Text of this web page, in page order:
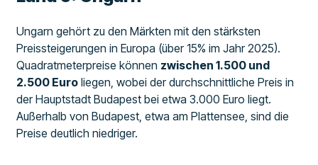
Ungarn gehört zu den Märkten mit den stärksten
Preissteigerungen in Europa (über 15% im Jahr 2025).
Quadratmeterpreise können zwischen 1.500 und
2.500 Euro liegen, wobei der durchschnittliche Preis in
der Hauptstadt Budapest bei etwa 3.000 Euro liegt.
Außerhalb von Budapest, etwa am Plattensee, sind die
Preise deutlich niedriger.